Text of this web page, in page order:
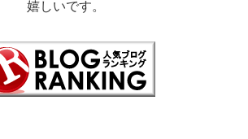
嬉しいです。